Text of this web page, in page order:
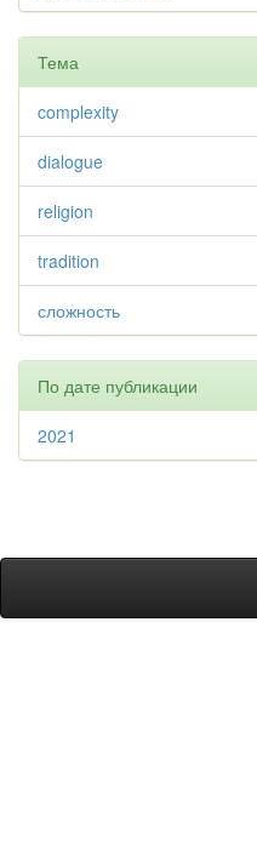
Тема
complexity
dialogue
religion
tradition
сложность
По дате публикации
2021